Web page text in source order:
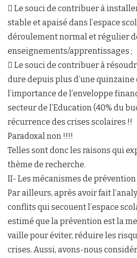
 Le souci de contribuer à
stable et apaisé dans l’espace
déroulement normal et régulier
enseignements/apprentissages ;
 Le souci de contribuer à
dure depuis plus d’une quinzaine
l’importance de l’enveloppe
secteur de l’Education (40% du
récurrence des crises scolaires !!
Paradoxal non !!!!
Telles sont donc les raisons qui
thème de recherche.
II- Les mécanismes de
Par ailleurs, après avoir fait
conflits qui secouent l’espace
estimé que la prévention est la
vaille pour éviter, réduire les
crises. Aussi, avons-nous